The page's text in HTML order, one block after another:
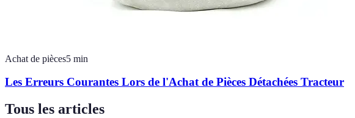
Achat de pièces5 min
Les Erreurs Courantes Lors de l'Achat de Pièces Détachées Tracteur
Tous les articles